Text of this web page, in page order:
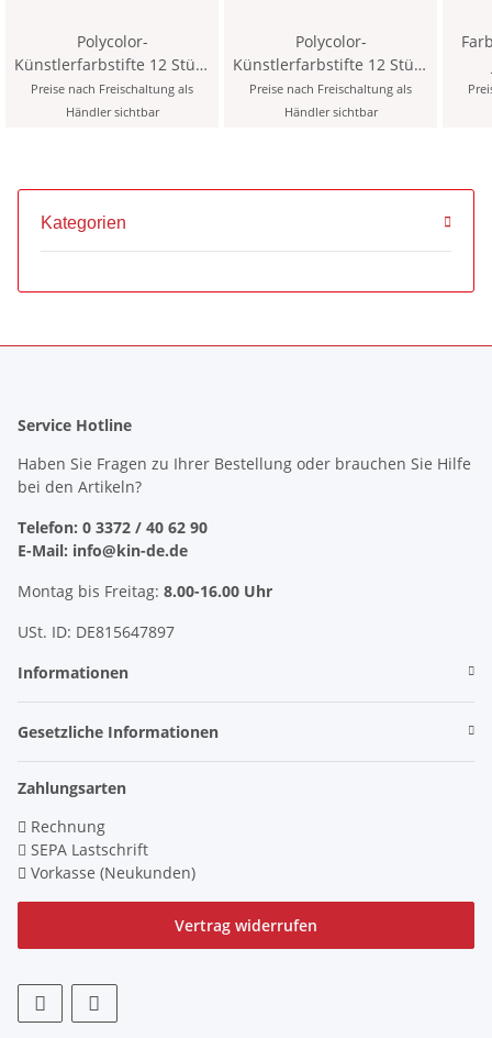
Polycolor-
Künstlerfarbstifte 12 Stück
- 405 / Cool Grey 5 -
Preise nach Freischaltung als
Händler sichtbar
Polycolor-
Künstlerfarbstifte 12 Stück
- 403 / Cool Grey 3 -
Preise nach Freischaltung als
Händler sichtbar
Kategorien
Service Hotline
Haben Sie Fragen zu Ihrer Bestellung oder brauchen Sie Hilfe
bei den Artikeln?
Telefon: 0 3372 / 40 62 90
E-Mail: info@kin-de.de
Montag bis Freitag: 8.00-16.00 Uhr
USt. ID: DE815647897
Informationen
Gesetzliche Informationen
Zahlungsarten
Rechnung
SEPA Lastschrift
Vorkasse (Neukunden)
Vertrag widerrufen